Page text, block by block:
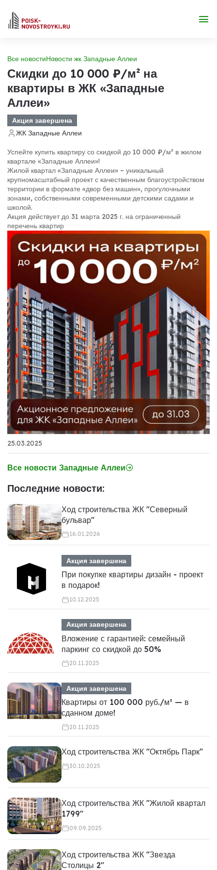
Все новостиНовости жк Западные Аллеи
Скидки до 10 000 ₽/м² на
квартиры в ЖК «Западные
Аллеи»
Акция завершена
ЖК Западные Аллеи
Успейте купить квартиру со скидкой до 10 000 ₽/м² в жилом
квартале «Западные Аллеи»!
Жилой квартал «Западные Аллеи» – уникальный
крупномасштабный проект с качественным благоустройством
территории в формате «двор без машин», прогулочными
зонами, собственными современными детскими садами и
школой.
Акция действует до 31 марта 2025 г. на ограниченный
перечень квартир
25.03.2025
Все новости Западные Аллеи
Последние новости:
Ход строительства ЖК "Северный
бульвар"
16.01.2026
Акция завершена
При покупке квартиры дизайн - проект
в подарок!
10.12.2025
Акция завершена
Вложение с гарантией: семейный
паркинг со скидкой до 50%
20.11.2025
Акция завершена
Квартиры от 100 000 руб./м² — в
сданном доме!
20.11.2025
Ход строительства ЖК "Октябрь Парк"
30.10.2025
Ход строительства ЖК "Жилой квартал
1799"
09.09.2025
Ход строительства ЖК "Звезда
Столицы 2"